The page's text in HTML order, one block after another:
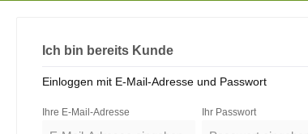
Ich bin bereits Kunde
Einloggen mit E-Mail-Adresse und Passwort
Ihre E-Mail-Adresse Ihr Passwort